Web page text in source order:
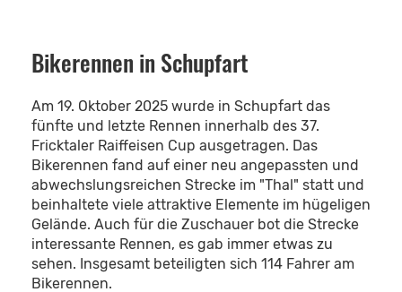
Bikerennen in Schupfart
Am 19. Oktober 2025 wurde in Schupfart das
fünfte und letzte Rennen innerhalb des 37.
Fricktaler Raiffeisen Cup ausgetragen. Das
Bikerennen fand auf einer neu angepassten und
abwechslungsreichen Strecke im "Thal" statt und
beinhaltete viele attraktive Elemente im hügeligen
Gelände. Auch für die Zuschauer bot die Strecke
interessante Rennen, es gab immer etwas zu
sehen. Insgesamt beteiligten sich 114 Fahrer am
Bikerennen.